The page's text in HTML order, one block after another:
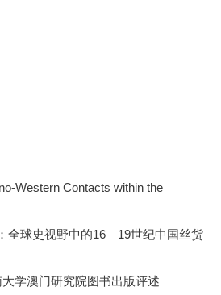
Western Contacts within the
全球史视野中的16—19世纪中国丝货
学澳门研究院图书出版评述